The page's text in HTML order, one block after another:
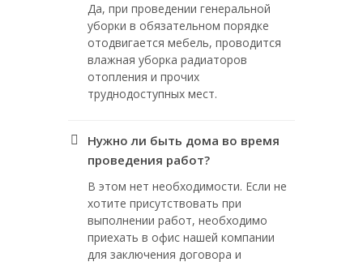
Да, при проведении генеральной
уборки в обязательном порядке
отодвигается мебель, проводится
влажная уборка радиаторов
отопления и прочих
труднодоступных мест.
Нужно ли быть дома во время
проведения работ?
В этом нет необходимости. Если не
хотите присутствовать при
выполнении работ, необходимо
приехать в офис нашей компании
для заключения договора и